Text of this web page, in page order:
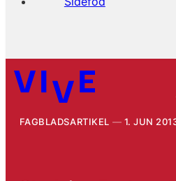
FAGBLADSARTIKEL 1. JUN